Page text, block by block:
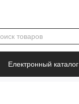
Електронный каталог